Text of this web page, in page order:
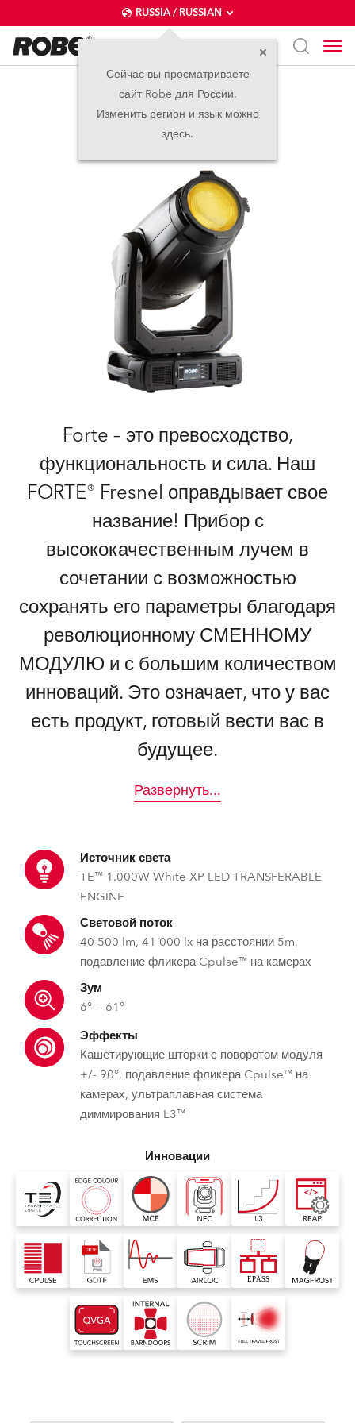
RUSSIA / RUSSIAN
Сейчас вы просматриваете
сайт Robe для России.
Изменить регион и язык можно
здесь.
FORTE® Fresnel
Forte – это превосходство,
функциональность и сила. Наш
FORTE® Fresnel оправдывает свое
название! Прибор с
высококачественным лучем в
сочетании с возможностью
сохранять его параметры благодаря
революционному СМЕННОМУ
МОДУЛЮ и с большим количеством
инноваций. Это означает, что у вас
есть продукт, готовый вести вас в
будущее.
Развернуть...
Источник света
TE™ 1.000W White XP LED TRANSFERABLE
ENGINE
Световой поток
40 500 lm, 41 000 lx на расстоянии 5m,
подавление фликера Cpulse™ на камерах
Зум
6° — 61°
Эффекты
Кашетирующие шторки с поворотом модуля
+/- 90°, подавление фликера Cpulse™ на
камерах, ультраплавная система
диммирования L3™
Инновации